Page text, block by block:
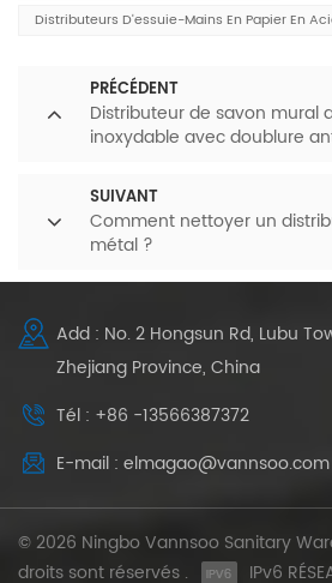
Distributeurs D'essuie-Mains En Papier En
PRÉCÉDENT
Distributeur de savon mural
inoxydable avec doublure
SUIVANT
Comment nettoyer un
métal ?
Add : No. 2 Hongsun Rd, Lubu
Zhejiang Province, China
Tél : +86 -13566387372
E-mail : elmagao@vannsoo.com
© 2026 Ningbo Vannsoo Sanitary
droits sont réservés .
IPv6